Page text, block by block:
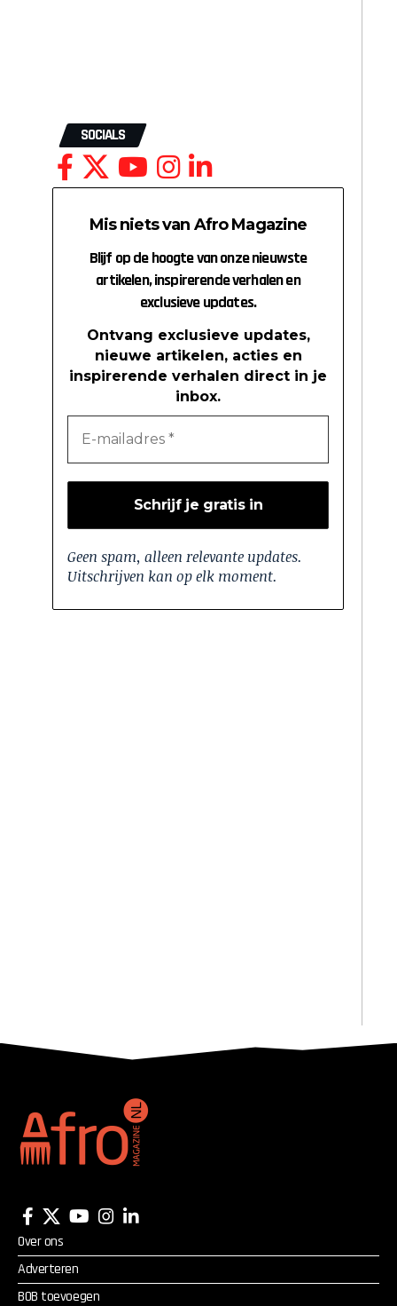
SOCIALS
Mis niets van Afro Magazine
Blijf op de hoogte van onze nieuwste
artikelen, inspirerende verhalen en
exclusieve updates.
Ontvang exclusieve updates,
nieuwe artikelen, acties en
inspirerende verhalen direct in je
inbox.
Geen spam, alleen relevante updates.
Uitschrijven kan op elk moment.
Over ons
Adverteren
BOB toevoegen